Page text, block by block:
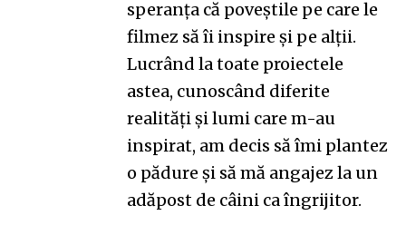
speranța că poveștile pe care le
filmez să îi inspire și pe alții.
Lucrând la toate proiectele
astea, cunoscând diferite
realități și lumi care m-au
inspirat, am decis să îmi plantez
o pădure și să mă angajez la un
adăpost de câini ca îngrijitor.